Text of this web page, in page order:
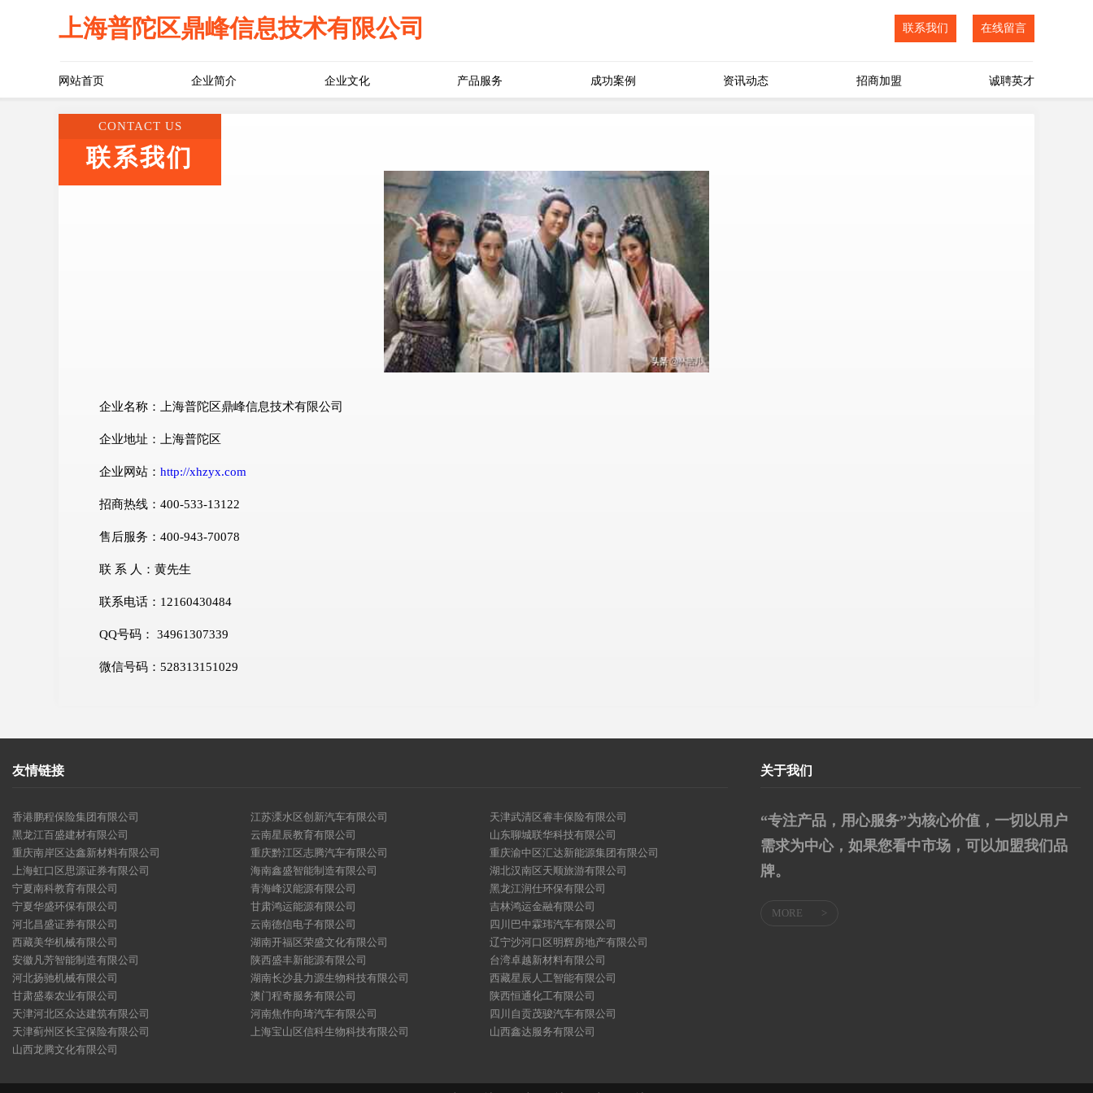
上海普陀区鼎峰信息技术有限公司 联系我们 在线留言
网站首页 企业简介 企业文化 产品服务 成功案例 资讯动态 招商加盟 诚聘英才
CONTACT US
联系我们
企业名称：上海普陀区鼎峰信息技术有限公司
企业地址：上海普陀区
企业网站： http://xhzyx.com
招商热线：400-533-13122
售后服务：400-943-70078
联 系 人：黄先生
联系电话：12160430484
QQ号码： 34961307339
微信号码：528313151029
友情链接
香港鹏程保险集团有限公司 江苏溧水区创新汽车有限公司
天津武清区睿丰保险有限公司
黑龙江百盛建材有限公司
云南星辰教育有限公司
山东聊城联华科技有限公司
重庆南岸区达鑫新材料有限公司
重庆黔江区志腾汽车有限公司
重庆渝中区汇达新能源集团有限公司
上海虹口区思源证券有限公司
海南鑫盛智能制造有限公司
湖北汉南区天顺旅游有限公司
宁夏南科教育有限公司
青海峰汉能源有限公司
黑龙江润仕环保有限公司
宁夏华盛环保有限公司
甘肃鸿运能源有限公司
吉林鸿运金融有限公司
河北昌盛证券有限公司
云南德信电子有限公司
四川巴中霖玮汽车有限公司
西藏美华机械有限公司
湖南开福区荣盛文化有限公司
辽宁沙河口区明辉房地产有限公司
安徽凡芳智能制造有限公司
陕西盛丰新能源有限公司
台湾卓越新材料有限公司
河北扬驰机械有限公司
湖南长沙县力源生物科技有限公司
西藏星辰人工智能有限公司
甘肃盛泰农业有限公司
澳门程奇服务有限公司
陕西恒通化工有限公司
天津河北区众达建筑有限公司
河南焦作向琦汽车有限公司
四川自贡茂骏汽车有限公司
天津蓟州区长宝保险有限公司
上海宝山区信科生物科技有限公司
山西鑫达服务有限公司
山西龙腾文化有限公司
关于我们
“专注产品，用心服务”为核心价值，一切以用户
需求为中心，如果您看中市场，可以加盟我们品
牌。
MORE >